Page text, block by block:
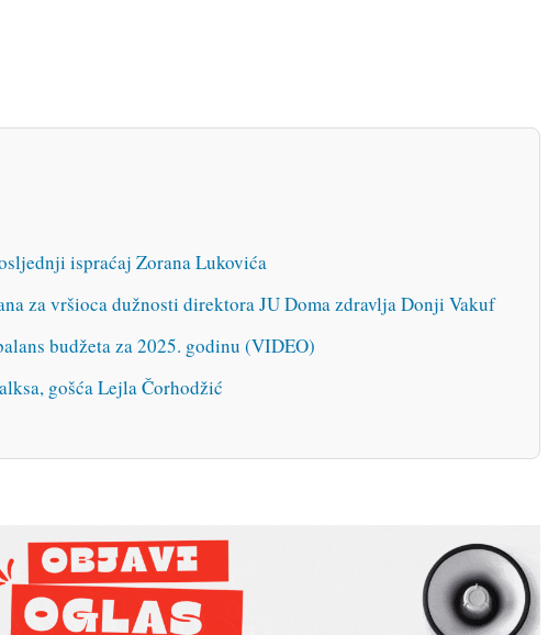
ispraćaj Zorana Lukovića
za vršioca dužnosti direktora JU Doma zdravlja Donji Vakuf
budžeta za 2025. godinu (VIDEO)
gošća Lejla Čorhodžić